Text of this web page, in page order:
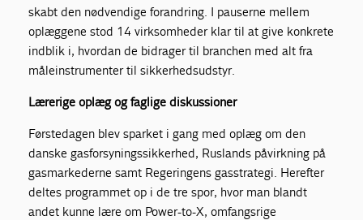
skabt den nødvendige forandring. I pauserne mellem
oplæggene stod 14 virksomheder klar til at give konkrete
indblik i, hvordan de bidrager til branchen med alt fra
måleinstrumenter til sikkerhedsudstyr.
Lærerige oplæg og faglige diskussioner
Førstedagen blev sparket i gang med oplæg om den
danske gasforsyningssikkerhed, Ruslands påvirkning på
gasmarkederne samt Regeringens gasstrategi. Herefter
deltes programmet op i de tre spor, hvor man blandt
andet kunne lære om Power-to-X, omfangsrige